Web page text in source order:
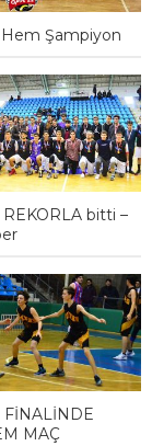
Şampiyon
bitti –
FİNALİNDE
MAÇ